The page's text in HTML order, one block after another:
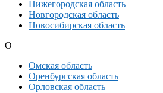
Нижегородская область
Новгородская область
Новосибирская область
О
Омская область
Оренбургская область
Орловская область